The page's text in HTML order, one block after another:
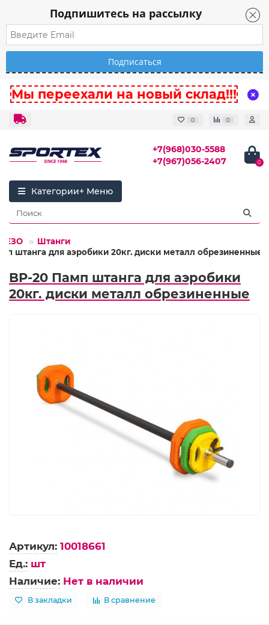
Подпишитесь на рассылку
Мы переехали на новый склад!!!
0 0
+7(968)030-5588
+7(967)056-2407
0
Категории
Штанги
штанга для аэробики 20кг. диски металл обрезиненные
BP-20 Памп штанга для аэробики
20кг. диски металл обрезиненные
Артикул: 10018661
Ед.: шт
Наличие: Нет в наличии
В закладки В сравнение